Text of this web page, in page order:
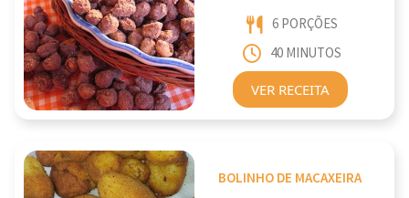
6 PORÇÕES
40 MINUTOS
VER RECEITA
BOLINHO DE MACAXEIRA